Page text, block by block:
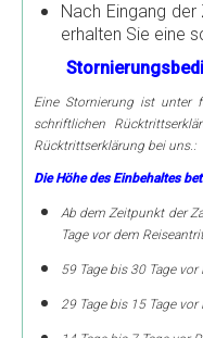
Nach Eingang
erhalten Sie eine
Eine Stornierung ist unter
schriftlichen
Rücktrittserklärung bei uns.:
Die Höhe des Einbehaltes
Ab dem Zeitpunkt der
Tage vor dem
59 Tage bis 30 Tage
29 Tage bis 15 Tage